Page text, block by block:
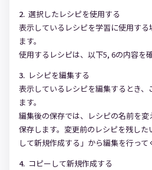
選択したレシピを使用する
表示しているレシピを学習に使用す
ます。
使用するレシピは、以下5, 6の内容を
レシピを編集する
表示しているレシピを編集するとき
ます。
編集後の保存では、レシピの名前を変
保存します。変更前のレシピを残し
して新規作成する」から編集を行って
コピーして新規作成する